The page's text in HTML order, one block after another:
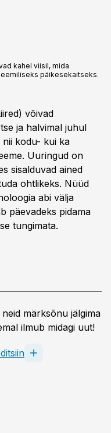
kahel viisil, mida
päikesekaitseks.
võivad
ja halvimal juhul
nii kodu- kui ka
Uuringud on
sisalduvad ained
ohtlikeks. Nüüd
abi välja
päevadeks pidama
tungimata.
märksõnu jälgima
ilmub midagi uut!